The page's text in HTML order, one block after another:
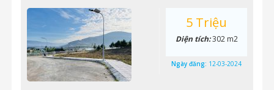
5 Triệu
Diện tích:302 m2
Ngày đăng: 12-03-2024